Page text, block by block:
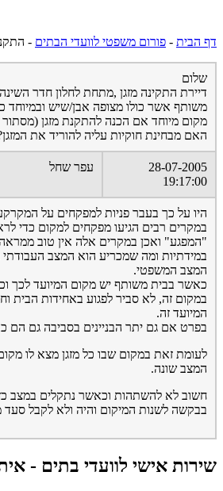
דף הבית - פורום משפטי לוועדי הבתים -
שלום
דיירת התקינה מזגן ,מתחת לחלון חדר
משותף אשר כולו מצופה אבן/שיש ובמיוחד
מקום מיוחד אם הכנה להתקנת מזגן
האם מבחינת חוקיות עליה להוריד את
28-07-2005
19:17:00
עפר שחל
היו על כך בעבר פניות למפקחים על
במקרים רבים הגיעו מפקחים למקום כדי
"המפגע" ואכן במקרים אלה אין טוב ממראה
במידתיות ומה שמכריע הוא המצב
המצב המשפטי.
כאשר בבית משותף יש מקום המיועד לכך
במקום זה, לא סביר לפגוע באחידות הבית
המיועד זה.
בפרט אם גם יתר הבניינים בסביבה גם הם
לעומת זאת במקום שבו כל מזגן מצא לו
המצב שונה.
חשוב לא להשתהות וכאשר נתקלים במצב
בבקשה לשנות המיקום והיה ולא לקבל
שירות אישי לוועדי בתים -